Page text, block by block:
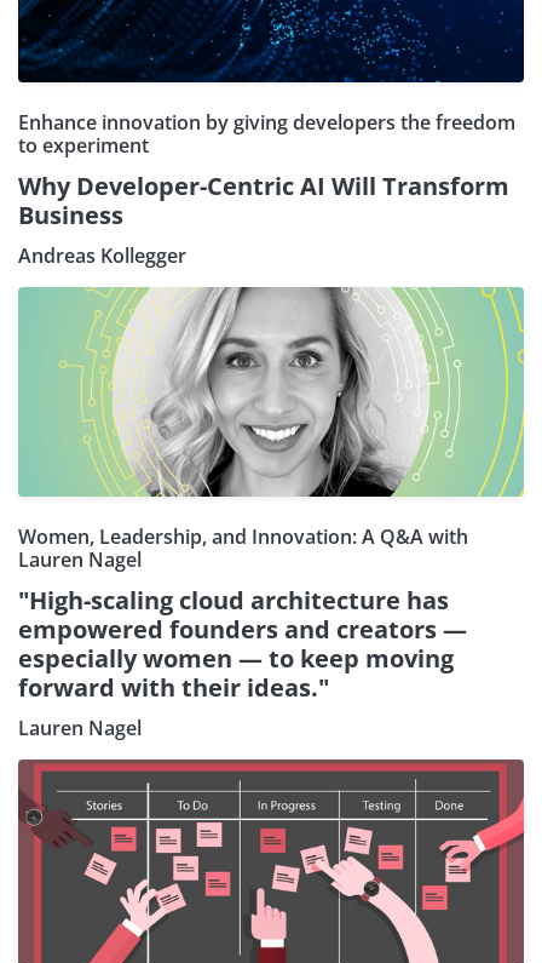
Enhance innovation by giving developers the freedom
to experiment
Why Developer-Centric AI Will Transform
Business
Andreas Kollegger
Women, Leadership, and Innovation: A Q&A with
Lauren Nagel
"High-scaling cloud architecture has
empowered founders and creators —
especially women — to keep moving
forward with their ideas."
Lauren Nagel